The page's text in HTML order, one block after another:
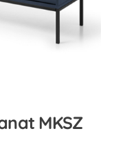
MKSZ